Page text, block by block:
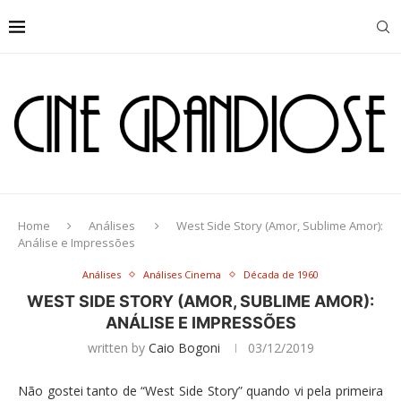
Home Análises
West Side Story (Amor, Sublime Amor):
Análise e Impressões
Análises Análises Cinema Década de 1960
WEST SIDE STORY (AMOR, SUBLIME AMOR):
ANÁLISE E IMPRESSÕES
written by Caio Bogoni 03/12/2019
Não gostei tanto de “West Side Story” quando vi pela primeira